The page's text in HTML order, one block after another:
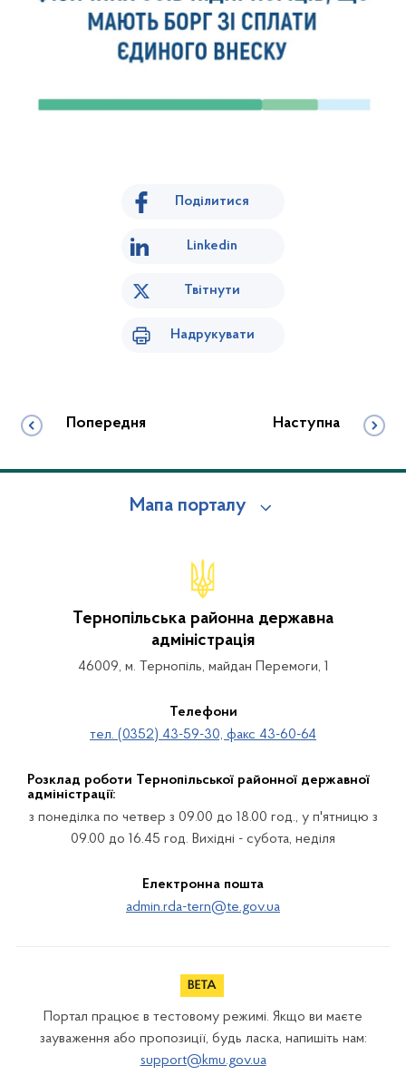
Поділитися
Linkedin
Твітнути
Надрукувати
Попередня Наступна
Мапа порталу
Тернопільська районна державна
адміністрація
46009, м. Тернопіль, майдан Перемоги, 1
Телефони
тел. (0352) 43-59-30, факс 43-60-64
Розклад роботи Тернопільської районної державної
адміністрації:
з понеділка по четвер з 09.00 до 18.00 год., у п'ятницю з
09.00 до 16.45 год. Вихідні - субота, неділя
Електронна пошта
admin.rda-tern@te.gov.ua
Портал працює в тестовому режимі. Якщо ви маєте
зауваження або пропозиції, будь ласка, напишіть нам:
support@kmu.gov.ua